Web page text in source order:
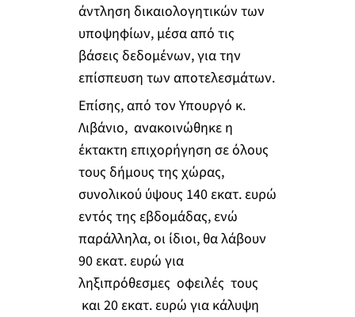
άντληση δικαιολογητικών των
υποψηφίων, μέσα από τις
βάσεις δεδομένων, για την
επίσπευση των αποτελεσμάτων.
Επίσης, από τον Υπουργό κ.
Λιβάνιο, ανακοινώθηκε η
έκτακτη επιχορήγηση σε όλους
τους δήμους της χώρας,
συνολικού ύψους 140 εκατ. ευρώ
εντός της εβδομάδας, ενώ
παράλληλα, οι ίδιοι, θα λάβουν
90 εκατ. ευρώ για
ληξιπρόθεσμες οφειλές τους
και 20 εκατ. ευρώ για κάλυψη